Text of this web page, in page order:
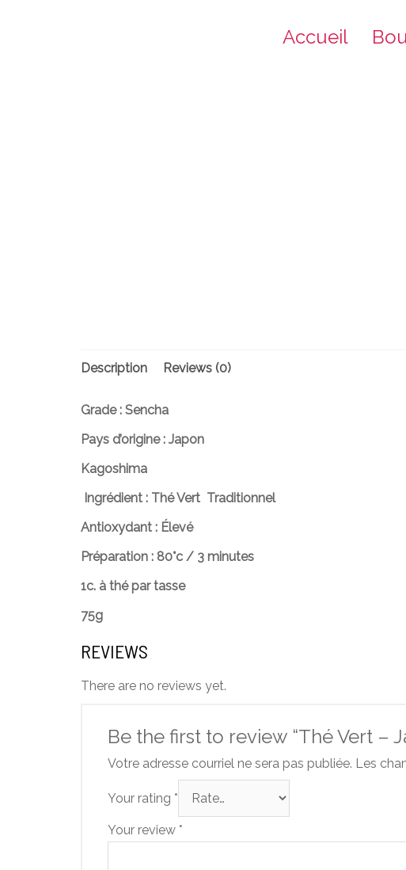
Accueil
Description Reviews (0)
Grade : Sencha
Pays d’origine : Japon
Kagoshima
Ingrédient : Thé Vert Traditionnel
Antioxydant : Élevé
Préparation : 80°c / 3 minutes
1c. à thé par tasse
75g
REVIEWS
There are no reviews yet.
Be the first to review “Thé Vert –
Votre adresse courriel ne sera pas publiée. Les
Your rating *
Your review *